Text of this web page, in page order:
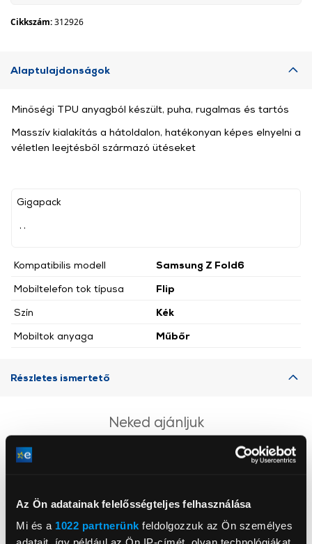
Az Ön adatainak felelősségteljes felhasználása
Mi és a 1022 partnerünk feldolgozzuk az Ön személyes
Cikkszám:312926
Alaptulajdonságok
Gigapack
Kompatibilis modell
Samsung Z Fold6
Mobiltelefon tok típusa
Flip
Szín
Kék
Mobiltok anyaga
Műbőr
Minőségi TPU anyagból készült, puha, rugalmas és tartós
Masszív kialakítás a hátoldalon, hatékonyan képes elnyelni a
véletlen leejtésből származó ütéseket
Részletes ismertető
Neked ajánljuk